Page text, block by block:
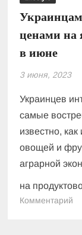
ценами на
в июне
3 июня, 2023
Украинцев
самые
известно,
овощей и
аграрной
на
Комментарий